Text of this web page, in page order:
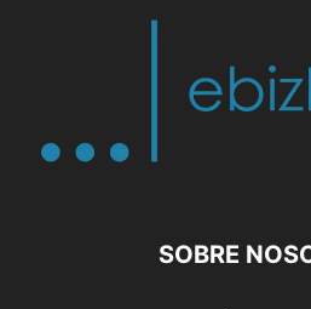
SOBRE